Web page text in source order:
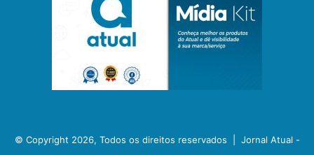
© Copyright 2026, Todos os direitos reservados | Jornal Atual -